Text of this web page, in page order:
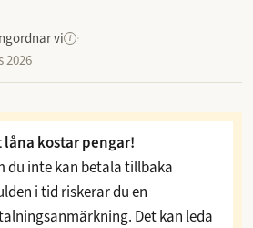
vi i ·
2026
låna kostar pengar!
du inte kan betala tillbaka
i tid riskerar du en
Det kan leda